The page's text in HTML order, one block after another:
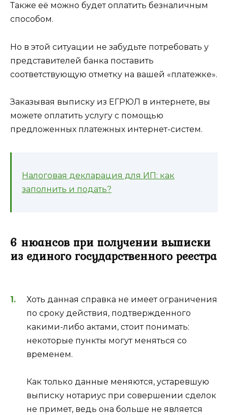
Также её можно будет оплатить безналичным
способом.
Но в этой ситуации не забудьте потребовать у
представителей банка поставить
соответствующую отметку на вашей «платежке».
Заказывая выписку из ЕГРЮЛ в интернете, вы
можете оплатить услугу с помощью
предложенных платежных интернет-систем.
Налоговая декларация для ИП: как
заполнить и подать?
6 нюансов при получении выписки
из единого государственного реестра
Хоть данная справка не имеет ограничения
по сроку действия, подтвержденного
какими-либо актами, стоит понимать:
некоторые пункты могут меняться со
временем.
Как только данные меняются, устаревшую
выписку нотариус при совершении сделок
не примет, ведь она больше не является